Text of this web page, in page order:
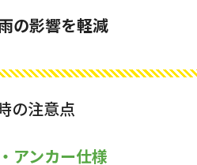
の影響を軽減
の注意点
アンカー仕様